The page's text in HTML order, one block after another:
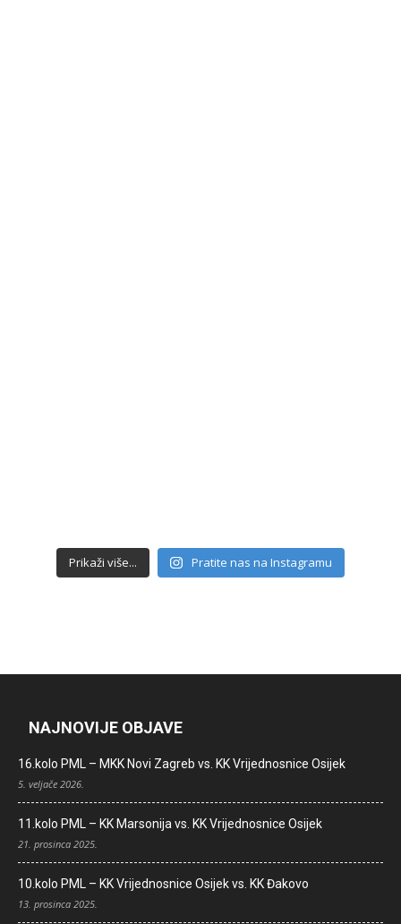
Prikaži više... Pratite nas na Instagramu
NAJNOVIJE OBJAVE
16.kolo PML – MKK Novi Zagreb vs. KK Vrijednosnice Osijek
5. veljače 2026.
11.kolo PML – KK Marsonija vs. KK Vrijednosnice Osijek
21. prosinca 2025.
10.kolo PML – KK Vrijednosnice Osijek vs. KK Đakovo
13. prosinca 2025.